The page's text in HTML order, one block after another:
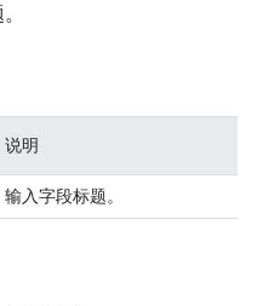
说明
输入字段标题。